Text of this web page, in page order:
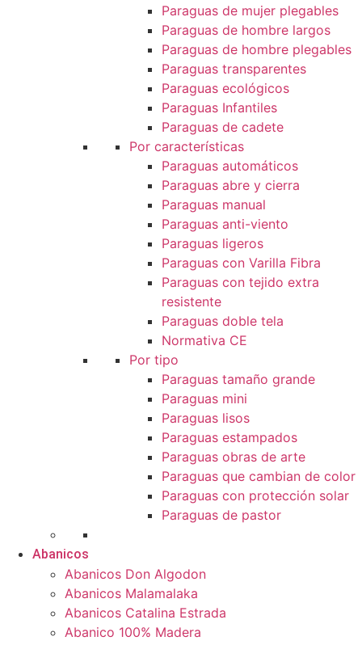
Paraguas de mujer plegables
Paraguas de hombre largos
Paraguas de hombre plegables
Paraguas transparentes
Paraguas ecológicos
Paraguas Infantiles
Paraguas de cadete
Por características
Paraguas automáticos
Paraguas abre y cierra
Paraguas manual
Paraguas anti-viento
Paraguas ligeros
Paraguas con Varilla Fibra
Paraguas con tejido extra
resistente
Paraguas doble tela
Normativa CE
Por tipo
Paraguas tamaño grande
Paraguas mini
Paraguas lisos
Paraguas estampados
Paraguas obras de arte
Paraguas que cambian de color
Paraguas con protección solar
Paraguas de pastor
Abanicos
Abanicos Don Algodon
Abanicos Malamalaka
Abanicos Catalina Estrada
Abanico 100% Madera